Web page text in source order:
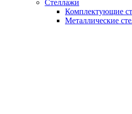
Стеллажи
Комплектующие
Металлические